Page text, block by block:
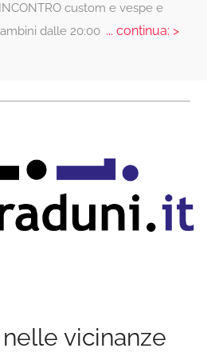
custom e vespe e
dalle 20:00... continua: >
vicinanze